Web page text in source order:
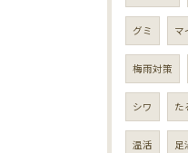
グミ マ
梅雨対策
シワ た
温活 足